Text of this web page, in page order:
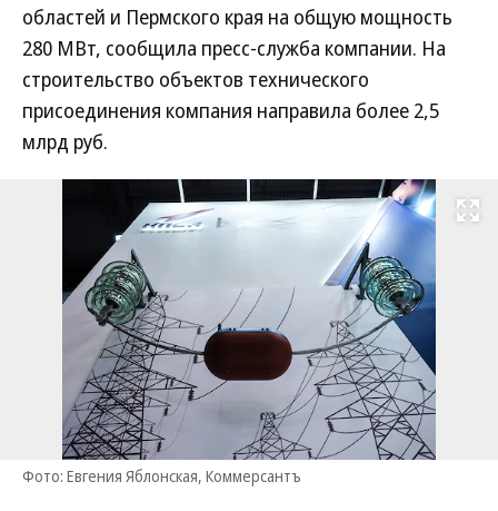
областей и Пермского края на общую мощность
280 МВт, сообщила пресс-служба компании. На
строительство объектов технического
присоединения компания направила более 2,5
млрд руб.
Развернуть
Фото: Евгения Яблонская, Коммерсантъ